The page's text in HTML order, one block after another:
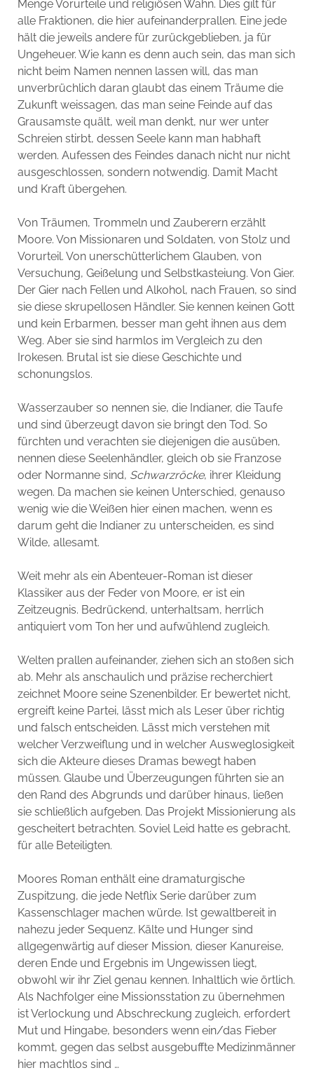
Menge Vorurteile und religiösen Wahn. Dies gilt für
alle Fraktionen, die hier aufeinanderprallen. Eine jede
hält die jeweils andere für zurückgeblieben, ja für
Ungeheuer. Wie kann es denn auch sein, das man sich
nicht beim Namen nennen lassen will, das man
unverbrüchlich daran glaubt das einem Träume die
Zukunft weissagen, das man seine Feinde auf das
Grausamste quält, weil man denkt, nur wer unter
Schreien stirbt, dessen Seele kann man habhaft
werden. Aufessen des Feindes danach nicht nur nicht
ausgeschlossen, sondern notwendig. Damit Macht
und Kraft übergehen.
Von Träumen, Trommeln und Zauberern erzählt
Moore. Von Missionaren und Soldaten, von Stolz und
Vorurteil. Von unerschütterlichem Glauben, von
Versuchung, Geißelung und Selbstkasteiung. Von Gier.
Der Gier nach Fellen und Alkohol, nach Frauen, so sind
sie diese skrupellosen Händler. Sie kennen keinen Gott
und kein Erbarmen, besser man geht ihnen aus dem
Weg. Aber sie sind harmlos im Vergleich zu den
Irokesen. Brutal ist sie diese Geschichte und
schonungslos.
Wasserzauber so nennen sie, die Indianer, die Taufe
und sind überzeugt davon sie bringt den Tod. So
fürchten und verachten sie diejenigen die ausüben,
nennen diese Seelenhändler, gleich ob sie Franzose
oder Normanne sind, Schwarzröcke, ihrer Kleidung
wegen. Da machen sie keinen Unterschied, genauso
wenig wie die Weißen hier einen machen, wenn es
darum geht die Indianer zu unterscheiden, es sind
Wilde, allesamt.
Weit mehr als ein Abenteuer-Roman ist dieser
Klassiker aus der Feder von Moore, er ist ein
Zeitzeugnis. Bedrückend, unterhaltsam, herrlich
antiquiert vom Ton her und aufwühlend zugleich.
Welten prallen aufeinander, ziehen sich an stoßen sich
ab. Mehr als anschaulich und präzise recherchiert
zeichnet Moore seine Szenenbilder. Er bewertet nicht,
ergreift keine Partei, lässt mich als Leser über richtig
und falsch entscheiden. Lässt mich verstehen mit
welcher Verzweiflung und in welcher Ausweglosigkeit
sich die Akteure dieses Dramas bewegt haben
müssen. Glaube und Überzeugungen führten sie an
den Rand des Abgrunds und darüber hinaus, ließen
sie schließlich aufgeben. Das Projekt Missionierung als
gescheitert betrachten. Soviel Leid hatte es gebracht,
für alle Beteiligten.
Moores Roman enthält eine dramaturgische
Zuspitzung, die jede Netflix Serie darüber zum
Kassenschlager machen würde. Ist gewaltbereit in
nahezu jeder Sequenz. Kälte und Hunger sind
allgegenwärtig auf dieser Mission, dieser Kanureise,
deren Ende und Ergebnis im Ungewissen liegt,
obwohl wir ihr Ziel genau kennen. Inhaltlich wie örtlich.
Als Nachfolger eine Missionsstation zu übernehmen
ist Verlockung und Abschreckung zugleich, erfordert
Mut und Hingabe, besonders wenn ein/das Fieber
kommt, gegen das selbst ausgebuffte Medizinmänner
hier machtlos sind …